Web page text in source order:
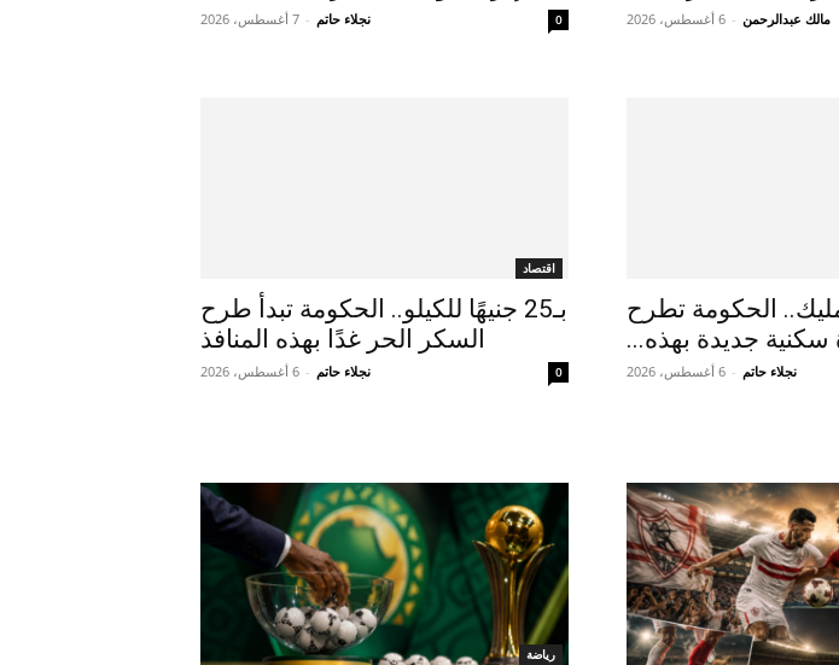
نجلاء حاتم - 7 أغسطس، 2026 0 مالك عبدالرحمن - 6 أغسطس، 2026
اقتصاد
بـ25 جنيهًا للكيلو.. الحكومة تبدأ طرح
السكر الحر غدًا بهذه المنافذ
نجلاء حاتم - 6 أغسطس، 2026 0
الحكومة تطرح
نجلاء حاتم - 6 أغسطس، 2026
رياضة